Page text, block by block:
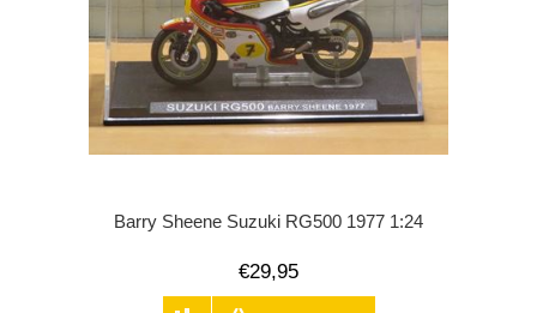
Barry Sheene Suzuki RG500 1977 1:24
€29,95